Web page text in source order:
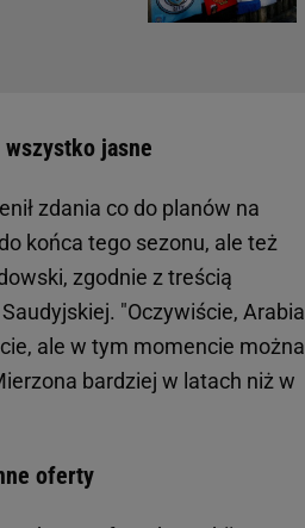
jasne
zdania co do planów na
końca tego sezonu, ale też
zgodnie z treścią
"Oczywiście, Arabia
ale w tym momencie można
bardziej w latach niż w
oferty